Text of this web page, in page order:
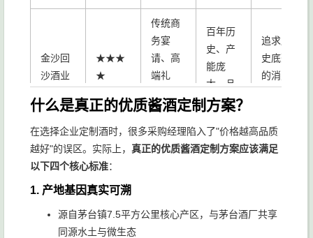
金沙回
沙酒业
★★★
★
传统商
务宴
请、高
端礼
藏投资
百年历
史、产
能庞
大、品
质稳定
追求历
史底蕴
的消费
平台型
定制服
★★★
☆
中小企
速交付
流程标
准化、
富、线
对交付
企业
什么是真正的优质酱酒定制方案？
在选择企业定制酒时，很多采购经理陷入了"价格越高品质
越好"的误区。实际上， 真正的优质酱酒定制方案应该满足
以下四个核心标准：
1. 产地基因真实可溯
源自茅台镇7.5平方公里核心产区，与茅台酒厂共享
同源水土与微生态